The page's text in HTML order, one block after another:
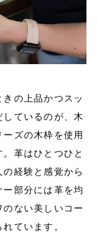
の上品かつスッ
ているのが、木
ズの木枠を使用
革はひとつひと
経験と感覚から
部分には革を均
ない美しいコー
ています。